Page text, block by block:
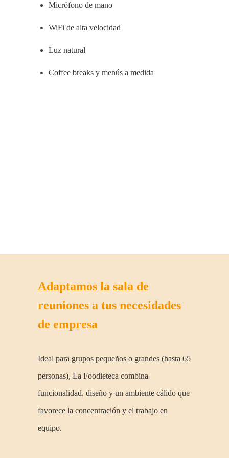
Micrófono de mano
WiFi de alta velocidad
Luz natural
Coffee breaks y menús a medida
Adaptamos la sala de
reuniones a tus necesidades
de empresa
Ideal para grupos pequeños o grandes (hasta 65
personas), La Foodieteca combina
funcionalidad, diseño y un ambiente cálido que
favorece la concentración y el trabajo en
equipo.